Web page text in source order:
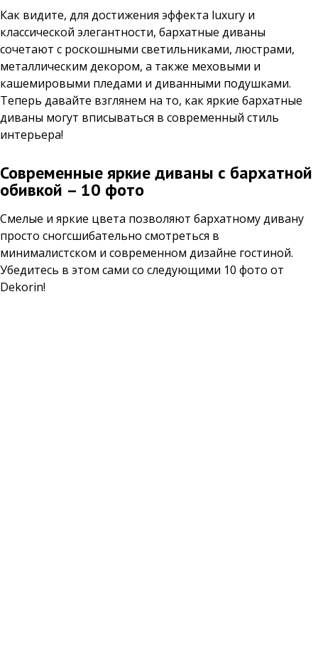
Как видите, для достижения эффекта luxury и
классической элегантности, бархатные диваны
сочетают с роскошными светильниками, люстрами,
металлическим декором, а также меховыми и
кашемировыми пледами и диванными подушками.
Теперь давайте взглянем на то, как яркие бархатные
диваны могут вписываться в современный стиль
интерьера!
Современные яркие диваны с бархатной
обивкой – 10 фото
Смелые и яркие цвета позволяют бархатному дивану
просто сногсшибательно смотреться в
минималистском и современном дизайне гостиной.
Убедитесь в этом сами со следующими 10 фото от
Dekorin!